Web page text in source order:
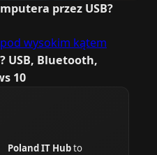
przez USB?
USB, Bluetooth,
10
Poland IT Hubto